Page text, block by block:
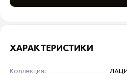
ХАРАКТЕРИСТИКИ
Коллекция: